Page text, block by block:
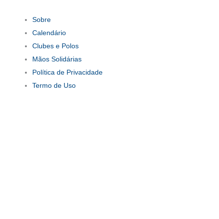
Sobre
Calendário
Clubes e Polos
Mãos Solidárias
Política de Privacidade
Termo de Uso